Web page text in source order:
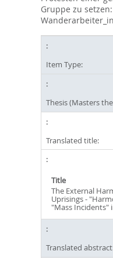
Gruppe zu
Item Type:
Thesis (Masters
Translated title:
Title
The External
Uprisings -
"Mass Incidents"
Translated